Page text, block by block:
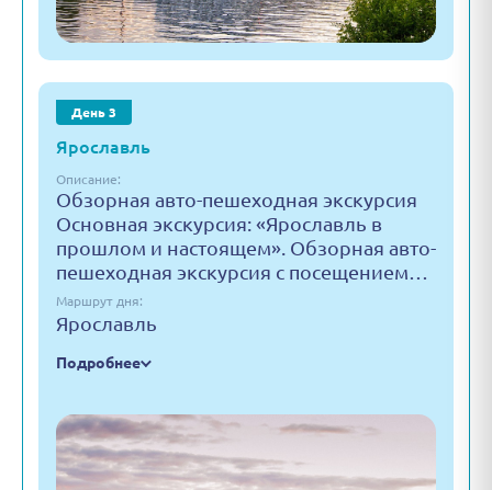
День 3
Ярославль
Описание:
Обзорная авто-пешеходная экскурсия
Основная экскурсия: «Ярославль в
прошлом и настоящем». Обзорная авто-
пешеходная экскурсия с посещением…
Маршрут дня:
Ярославль
Подробнее